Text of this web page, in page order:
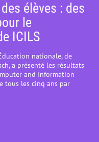
élèves : des
le
ICILS
nationale, de
a présenté les résultats
and Information
tous les cinq ans par